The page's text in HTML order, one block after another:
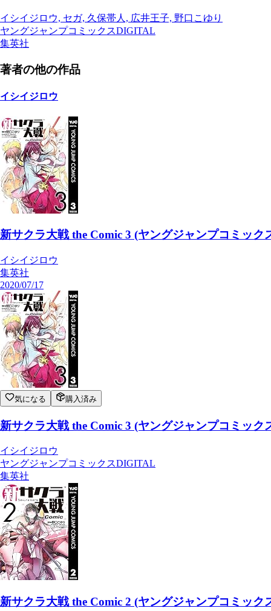
イシイジロウ, セガ, 久保帯人, 広井王子, 野口こゆり
ヤングジャンプコミックスDIGITAL
集英社
著者の他の作品
イシイジロウ
新サクラ大戦 the Comic 3 (ヤングジャンプコミッ
イシイジロウ
集英社
2020/07/17
気になる 購入済み
新サクラ大戦 the Comic 3 (ヤングジャンプコミッ
イシイジロウ
ヤングジャンプコミックスDIGITAL
集英社
新サクラ大戦 the Comic 2 (ヤングジャンプコミッ